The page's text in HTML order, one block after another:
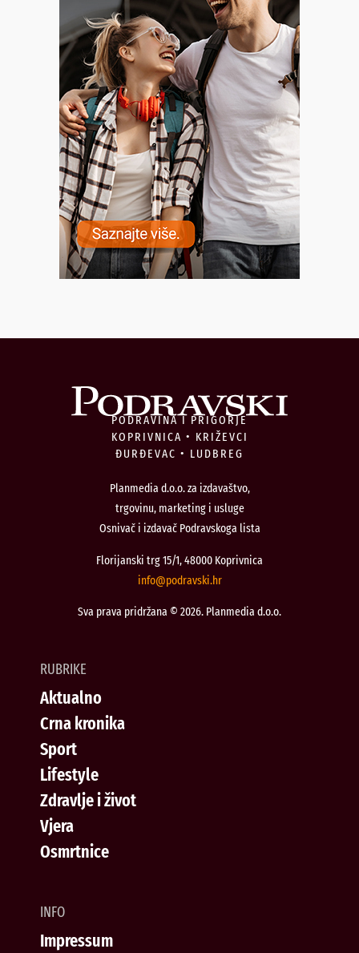
PODRAVINA I PRIGORJE
KOPRIVNICA • KRIŽEVCI
ĐURĐEVAC • LUDBREG
Planmedia d.o.o. za izdavaštvo,
trgovinu, marketing i usluge
Osnivač i izdavač Podravskoga lista
Florijanski trg 15/1, 48000 Koprivnica
rh.iksvardop
@ofni
Sva prava pridržana © 2026. Planmedia d.o.o.
RUBRIKE
Aktualno
Crna kronika
Sport
Lifestyle
Zdravlje i život
Vjera
Osmrtnice
INFO
Impressum